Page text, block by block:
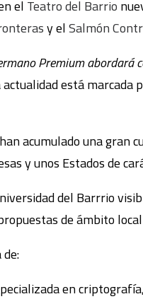
el Teatro del Barrio
y elSalmón
Premium abordará
está marcada
acumulado una gran
y unos Estados de
del Barrrio
de ámbito
en